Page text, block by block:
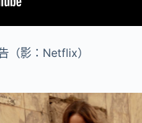
（影：Netflix）